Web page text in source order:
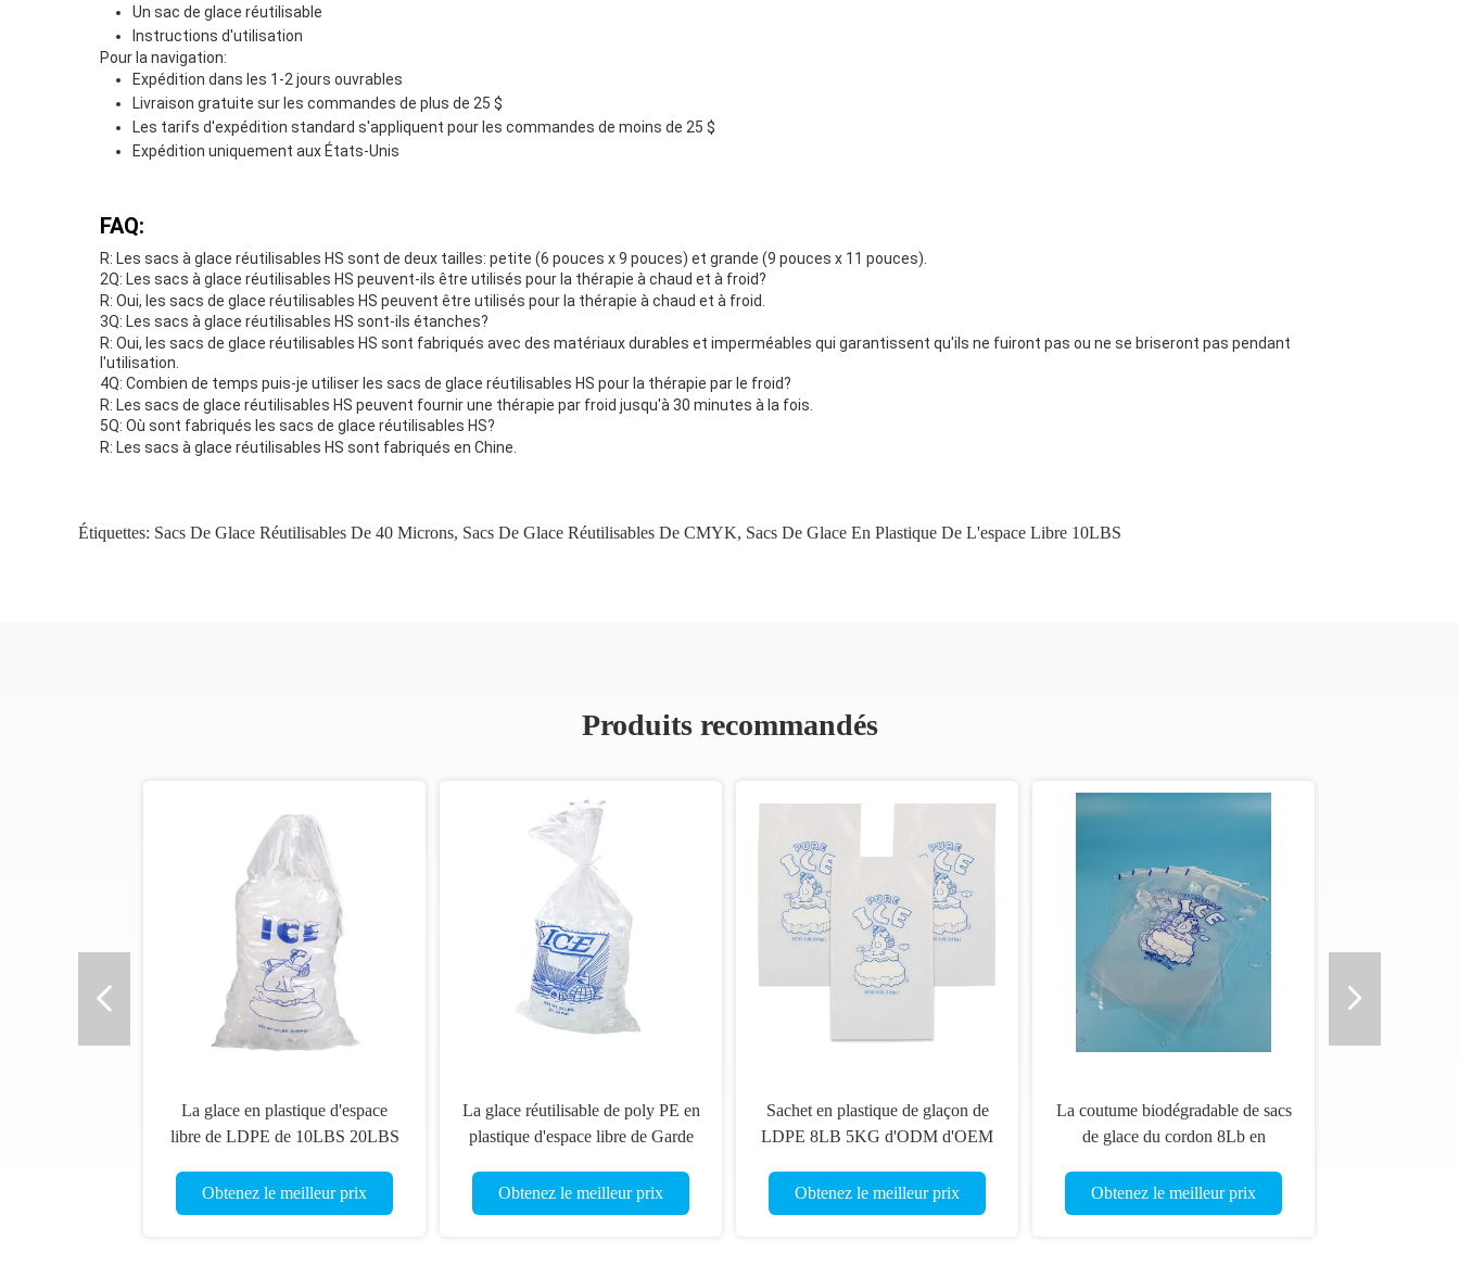
Un sac de glace réutilisable
Instructions d'utilisation
Pour la navigation:
Expédition dans les 1-2 jours ouvrables
Livraison gratuite sur les commandes de plus de 25 $
Les tarifs d'expédition standard s'appliquent pour les commandes de moins de 25 $
Expédition uniquement aux États-Unis
FAQ:
R: Les sacs à glace réutilisables HS sont de deux tailles: petite (6 pouces x 9 pouces) et grande (9 pouces x 11 pouces).
2Q: Les sacs à glace réutilisables HS peuvent-ils être utilisés pour la thérapie à chaud et à froid?
R: Oui, les sacs de glace réutilisables HS peuvent être utilisés pour la thérapie à chaud et à froid.
3Q: Les sacs à glace réutilisables HS sont-ils étanches?
R: Oui, les sacs de glace réutilisables HS sont fabriqués avec des matériaux durables et imperméables qui garantissent qu'ils ne fuiront pas ou ne se briseront pas pendant
l'utilisation.
4Q: Combien de temps puis-je utiliser les sacs de glace réutilisables HS pour la thérapie par le froid?
R: Les sacs de glace réutilisables HS peuvent fournir une thérapie par froid jusqu'à 30 minutes à la fois.
5Q: Où sont fabriqués les sacs de glace réutilisables HS?
R: Les sacs à glace réutilisables HS sont fabriqués en Chine.
Étiquettes: Sacs De Glace Réutilisables De 40 Microns, Sacs De Glace Réutilisables De CMYK, Sacs De Glace En Plastique De L'espace Libre 10LBS
Produits recommandés
La glace en plastique d'espace
libre de LDPE de 10LBS 20LBS
logo
Obtenez le meilleur prix
La glace réutilisable de poly PE en
plastique d'espace libre de Garde
fait sur commande
Obtenez le meilleur prix
Sachet en plastique de glaçon de
LDPE 8LB 5KG d'ODM d'OEM
Obtenez le meilleur prix
La coutume biodégradable de sacs
de glace du cordon 8Lb en
Obtenez le meilleur prix